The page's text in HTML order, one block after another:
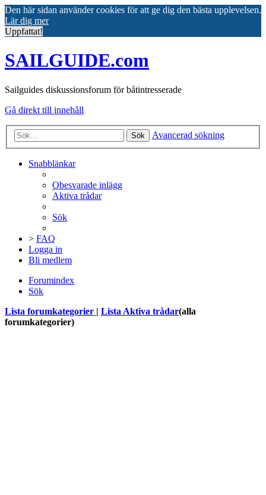
Den här sidan använder cookies för att ge dig den bästa upplevelsen.
Lär dig mer
Uppfattat!
SAILGUIDE.com
Sailguides diskussionsforum för båtintresserade
Gå direkt till innehåll
Sök Avancerad sökning
Snabblänkar
Obesvarade inlägg
Aktiva trådar
Sök
> FAQ
Logga in
Bli medlem
Forumindex
Sök
Lista forumkategorier
Lista Aktiva trådar(alla
forumkategorier)